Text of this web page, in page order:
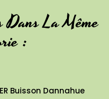
Dans La Même
:
Buisson Dannahue